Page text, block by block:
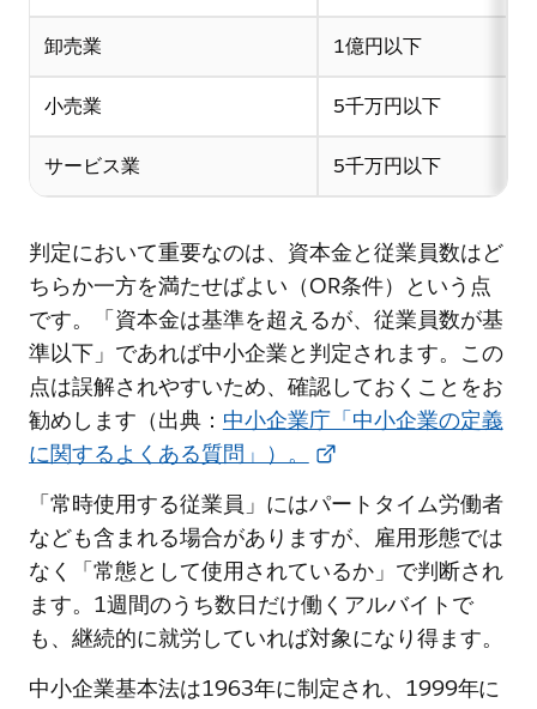
卸売業 1億円以下
小売業 5千万円以下
サービス業 5千万円以下
判定において重要なのは、資本金と従業員数はど
ちらか一方を満たせばよい（OR条件）という点
です。「資本金は基準を超えるが、従業員数が基
準以下」であれば中小企業と判定されます。この
点は誤解されやすいため、確認しておくことをお
勧めします（出典： 中小企業庁「中小企業の定義
に関するよくある質問」）。
「常時使用する従業員」にはパートタイム労働者
なども含まれる場合がありますが、雇用形態では
なく「常態として使用されているか」で判断され
ます。1週間のうち数日だけ働くアルバイトで
も、継続的に就労していれば対象になり得ます。
中小企業基本法は1963年に制定され、1999年に